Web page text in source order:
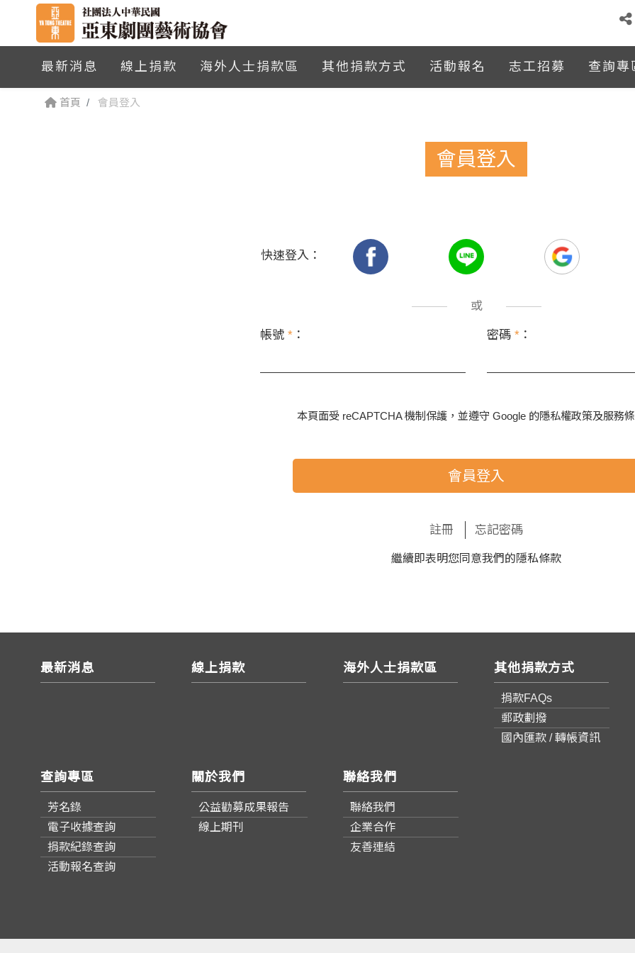
最新消息 線上捐款 海外人士捐款區 其他捐款方式 活動報名 志工招募 查詢專
首頁 會員登入
會員登入
快速登入：
或
帳號 * ： 密碼 * ：
本頁面受 reCAPTCHA 機制保護，並遵守 Google 的隱私權政策及服務
會員登入
註冊 忘記密碼
繼續即表明您同意我們的隱私條款
最新消息 線上捐款 海外人士捐款區 其他捐款方式
捐款FAQs
郵政劃撥
國內匯款 / 轉帳資訊
查詢專區
芳名錄
電子收據查詢
捐款紀錄查詢
活動報名查詢
關於我們
公益勸募成果報告
線上期刊
聯絡我們
聯絡我們
企業合作
友善連結